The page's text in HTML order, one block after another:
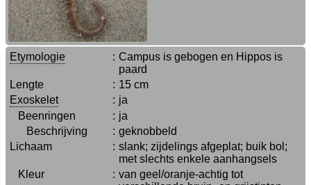
Etymologie : Campus is gebogen en Hippos is
paard
Lengte
: 15 cm
Exoskelet
: ja
Beenringen
: ja
Beschrijving
: geknobbeld
Lichaam
: slank; zijdelings afgeplat; buik bol;
met slechts enkele aanhangsels
Kleur
: van geel/oranje-achtig tot